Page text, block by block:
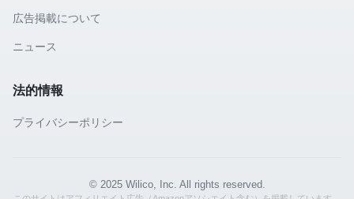
広告掲載について
ニュース
法的情報
プライバシーポリシー
© 2025 Wilico, Inc. All rights reserved.